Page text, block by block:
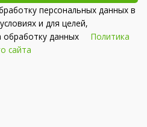
персональных данных в
и для целей,
обработку данных Политика
сайта